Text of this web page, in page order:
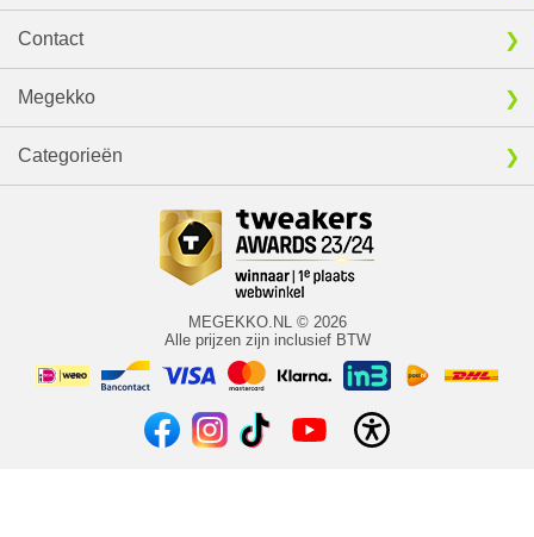
Contact
Megekko
Categorieën
MEGEKKO.NL © 2026
Alle prijzen zijn inclusief BTW